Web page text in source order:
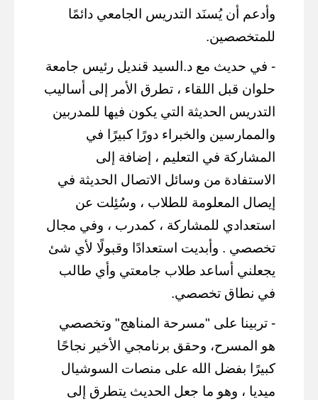
وأدعم أن يُسنَد التدريس الجامعي دائمًا
للمتخصصين.
- في حديث مع د.السيد قنديل رئيس جامعة
حلوان قبل اللقاء ، تطرق الأمر إلى أساليب
التدريس الحديثة التي يكون فيها للمدربين
والممارسين والخبراء دورًا كبيرًا في
المشاركة في التعليم ، إضافة إلى
الاستفادة من وسائل الاتصال الحديثة في
إيصال المعلومة للطلاب ، وسُئِلت عن
استعدادي للمشاركة ، كمدرب ، وفي مجال
تخصصي . وأبديت استعدادًا وقبولًا لأي شئ
يجعلني أساعد طلاب جامعتي وأي طالب
في نطاق تخصصي.
- تربينا على "مسرحة المناهج" وتخصصي
هو المسرح، وحقق برنامجي الأخير نجاحًا
كبيرًا بفضل الله على منصات السوشيال
ميديا ، وهو ما جعل الحديث يتطرق إلى